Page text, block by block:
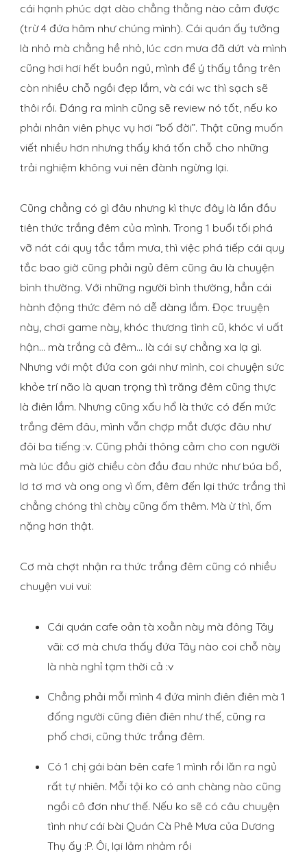
cái hạnh phúc dạt dào chẳng thằng nào cảm được
(trừ 4 đứa hâm như chúng mình). Cái quán ấy tưởng
là nhỏ mà chẳng hề nhỏ, lúc cơn mưa đã dứt và mình
cũng hơi hơi hết buồn ngủ, mình để ý thấy tầng trên
còn nhiều chỗ ngồi đẹp lắm, và cái wc thì sạch sẽ
thôi rồi. Đáng ra mình cũng sẽ review nó tốt, nếu ko
phải nhân viên phục vụ hơi “bố đời”. Thật cũng muốn
viết nhiều hơn nhưng thấy khá tốn chỗ cho những
trải nghiệm không vui nên đành ngừng lại.
Cũng chẳng có gì đâu nhưng kì thực đây là lần đầu
tiên thức trắng đêm của mình. Trong 1 buổi tối phá
vỡ nát cái quy tắc tắm mưa, thì việc phá tiếp cái quy
tắc bao giờ cũng phải ngủ đêm cũng âu là chuyện
bình thường. Với những người bình thường, hẳn cái
hành động thức đêm nó dễ dàng lắm. Đọc truyện
này, chơi game này, khóc thương tình cũ, khóc vì uất
hận… mà trắng cả đêm… là cái sự chẳng xa lạ gì.
Nhưng với một đứa con gái như mình, coi chuyện sức
khỏe trí não là quan trọng thì trăng đêm cũng thực
là điên lắm. Nhưng cũng xấu hổ là thức có đến mức
trắng đêm đâu, mình vẫn chợp mắt được đâu như
đôi ba tiếng :v. Cũng phải thông cảm cho con người
mà lúc đầu giờ chiều còn đầu đau nhức như búa bổ,
lơ tơ mơ và ong ong vì ốm, đêm đến lại thức trắng thì
chẳng chóng thì chày cũng ốm thêm. Mà ừ thì, ốm
nặng hơn thật.
Cơ mà chợt nhận ra thức trắng đêm cũng có nhiều
chuyện vui vui:
Cái quán cafe oản tà xoằn này mà đông Tây
vãi: cơ mà chưa thấy đứa Tây nào coi chỗ này
là nhà nghỉ tạm thời cả :v
Chẳng phải mỗi mình 4 đứa mình điên điên mà 1
đống người cũng điên điên như thế, cũng ra
phố chơi, cũng thức trắng đêm.
Có 1 chị gái bàn bên cafe 1 mình rồi lăn ra ngủ
rất tự nhiên. Mỗi tội ko có anh chàng nào cũng
ngồi cô đơn như thế. Nếu ko sẽ có câu chuyện
tình như cái bài Quán Cà Phê Mưa của Dương
Thụ ấy :P. Ôi, lại lảm nhảm rồi